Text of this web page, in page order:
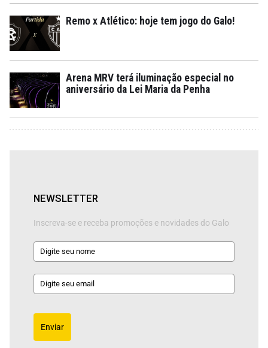
Remo x Atlético: hoje tem jogo do Galo!
Arena MRV terá iluminação especial no
aniversário da Lei Maria da Penha
NEWSLETTER
Inscreva-se e receba promoções e novidades do Galo
Enviar